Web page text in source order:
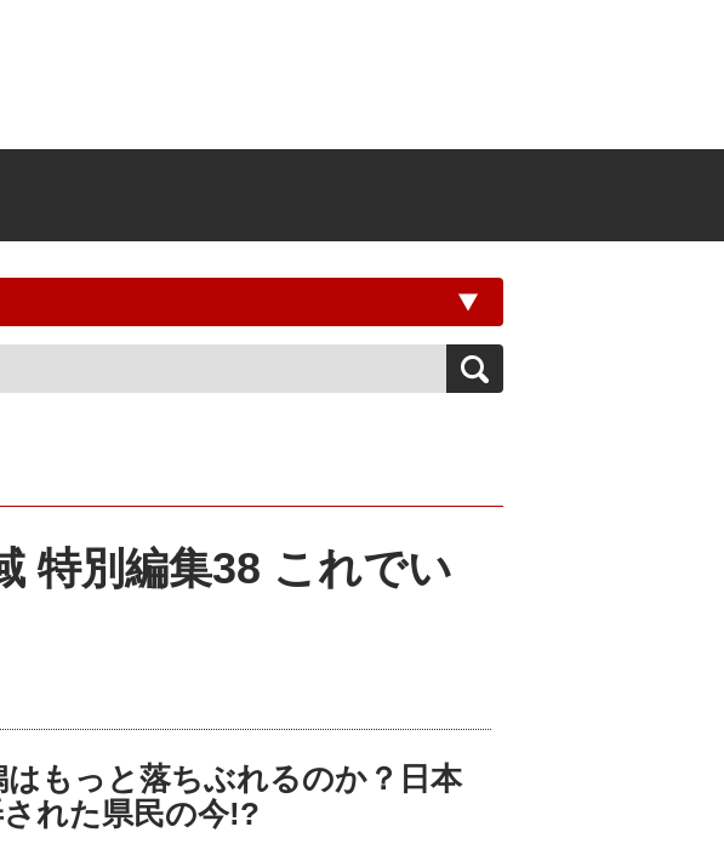
特別編集38 これでい
もっと落ちぶれるのか？日本
れた県民の今!?